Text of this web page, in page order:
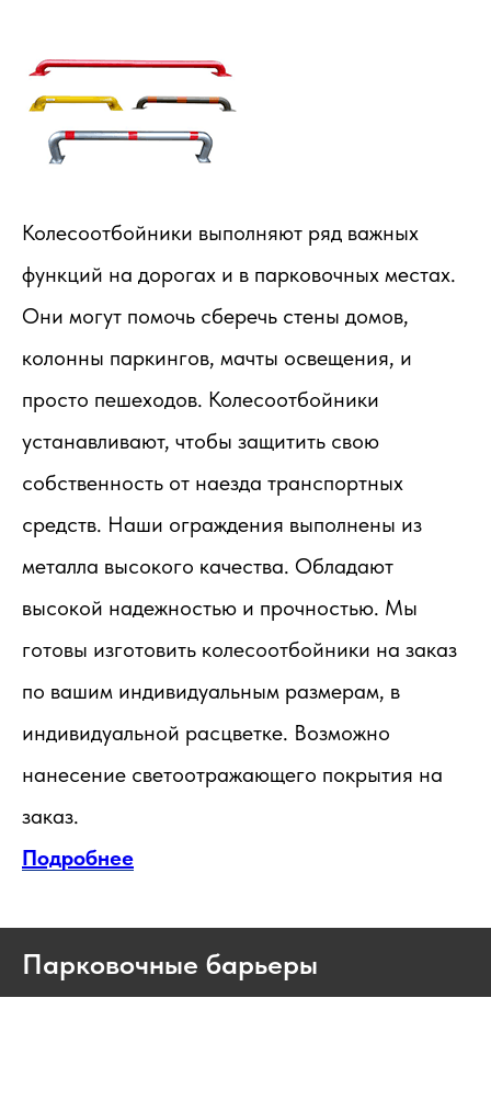
Колесоотбойники выполняют ряд важных
функций на дорогах и в парковочных местах.
Они могут помочь сберечь стены домов,
колонны паркингов, мачты освещения, и
просто пешеходов. Колесоотбойники
устанавливают, чтобы защитить свою
собственность от наезда транспортных
средств. Наши ограждения выполнены из
металла высокого качества. Обладают
высокой надежностью и прочностью. Мы
готовы изготовить колесоотбойники на заказ
по вашим индивидуальным размерам, в
индивидуальной расцветке. Возможно
нанесение светоотражающего покрытия на
заказ.
Подробнее
Парковочные барьеры